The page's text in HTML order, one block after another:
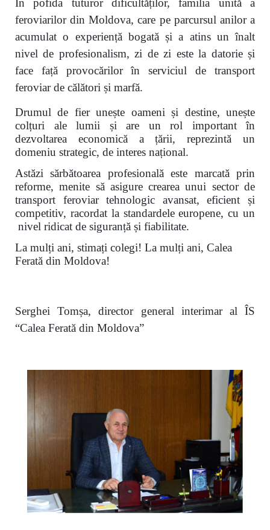
feroviarilor din Moldova, care pe parcursul anilor a
acumulat o experiență bogată și a atins un înalt
nivel de profesionalism, zi de zi este la datorie și
face față provocărilor în serviciul de transport
feroviar de călători și marfă.
Drumul de fier unește oameni și destine, unește
colțuri ale lumii și are un rol important în
dezvoltarea economică a țării, reprezintă un
domeniu strategic, de interes național.
Astăzi sărbătoarea profesională este marcată prin
reforme, menite să asigure crearea unui sector de
transport feroviar tehnologic avansat, eficient și
competitiv, racordat la standardele europene, cu un
nivel ridicat de siguranță și fiabilitate.
La mulți ani, stimați colegi! La mulți ani, Calea
Ferată din Moldova!
Serghei Tomșa, director general interimar al ÎS
“Calea Ferată din Moldova”